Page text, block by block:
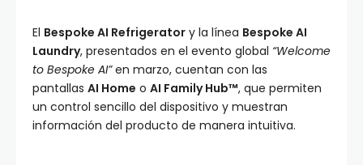
El Bespoke AI Refrigerator y la línea Bespoke AI
Laundry, presentados en el evento global “Welcome
to Bespoke AI”en marzo, cuentan con las
pantallas AI Home o AI Family Hub™, que permiten
un control sencillo del dispositivo y muestran
información del producto de manera intuitiva.